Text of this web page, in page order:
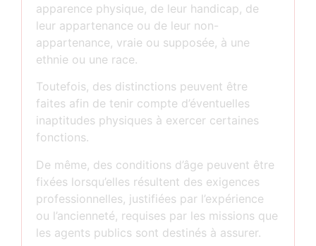
apparence physique, de leur handicap, de
leur appartenance ou de leur non-
appartenance, vraie ou supposée, à une
ethnie ou une race.
Toutefois, des distinctions peuvent être
faites afin de tenir compte d’éventuelles
inaptitudes physiques à exercer certaines
fonctions.
De même, des conditions d’âge peuvent être
fixées lorsqu’elles résultent des exigences
professionnelles, justifiées par l’expérience
ou l’ancienneté, requises par les missions que
les agents publics sont destinés à assurer.